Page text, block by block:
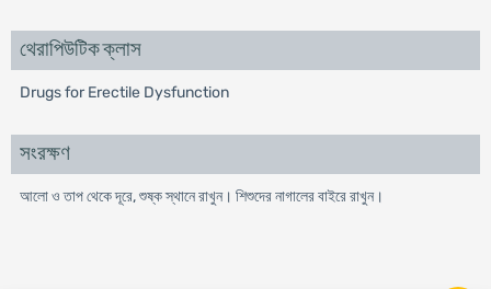
থেরাপিউটিক ক্লাস
Drugs for Erectile Dysfunction
সংরক্ষণ
আলো ও তাপ থেকে দূরে, শুষ্ক স্থানে রাখুন। শিশুদের নাগালের বাইরে রাখুন।